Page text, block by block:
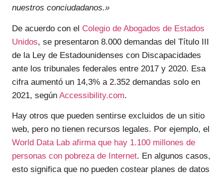
nuestros conciudadanos.»
De acuerdo con el Colegio de Abogados de Estados
Unidos, se presentaron 8.000 demandas del Título III
de la Ley de Estadounidenses con Discapacidades
ante los tribunales federales entre 2017 y 2020. Esa
cifra aumentó un 14,3% a 2.352 demandas solo en
2021, según Accessibility.com.
Hay otros que pueden sentirse excluidos de un sitio
web, pero no tienen recursos legales. Por ejemplo, el
World Data Lab afirma que hay 1.100 millones de
personas con pobreza de Internet. En algunos casos,
esto significa que no pueden costear planes de datos